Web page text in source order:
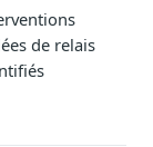
de relais